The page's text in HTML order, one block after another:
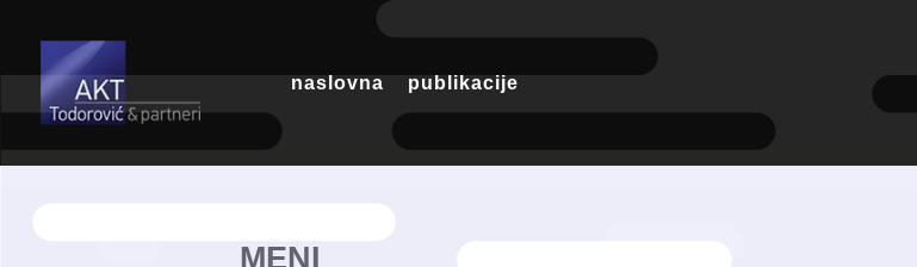
naslovna publikacije
MENI